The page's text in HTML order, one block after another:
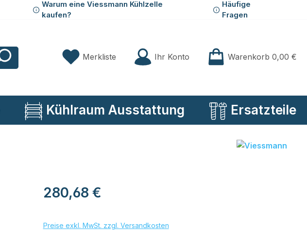
Warum eine Viessmann Kühlzelle
kaufen?
Häufige
Fragen
Merkliste Du hast 0 Produkte auf der Merkliste
Ihr Konto Warenkorb 0,00 €
Kühlraum Ausstattung Ersatzteile
Regulärer Preis:
280,68 €
Preise exkl. MwSt. zzgl. Versandkosten